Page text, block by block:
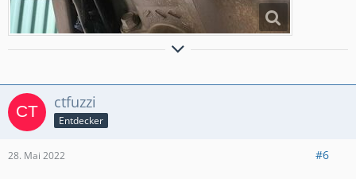
VFR1200XD, weiß, 5/13, ca. 100´500 km, Dunlop Trailmax Raid
Tankrucksack ST605B
HONDA:Hauptständer + Heizgriffe + Windabweiser
Komfort Sitzbank mit Gel, Auspuff LeoVince, Heckhöherlegung 35mm, CLS-
Connect, H&B Griffschutz, Osram LED, Schuberth E1
ctfuzzi
Entdecker
28. Mai 2022 #6